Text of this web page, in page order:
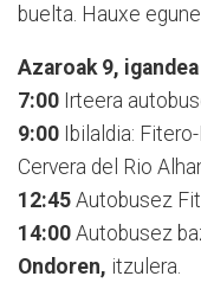
buelta. Hauxe
Azaroak 9, igandea
7:00 Irteera
9:00 Ibilaldia:
Cervera del Rio
12:45 Autobusez
14:00 Autobusez
Ondoren, itzulera.